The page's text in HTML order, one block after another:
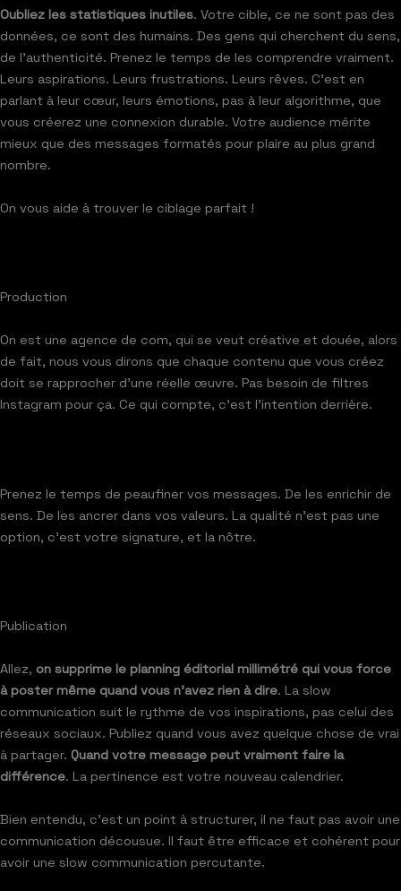
Oubliez les statistiques inutiles. Votre cible, ce ne sont pas des
données, ce sont des humains. Des gens qui cherchent du sens,
de l’authenticité. Prenez le temps de les comprendre vraiment.
Leurs aspirations. Leurs frustrations. Leurs rêves. C’est en
parlant à leur cœur, leurs émotions, pas à leur algorithme, que
vous créerez une connexion durable. Votre audience mérite
mieux que des messages formatés pour plaire au plus grand
nombre.
On vous aide à trouver le ciblage parfait !
Production
On est une agence de com, qui se veut créative et douée, alors
de fait, nous vous dirons que chaque contenu que vous créez
doit se rapprocher d’une réelle œuvre. Pas besoin de filtres
Instagram pour ça. Ce qui compte, c’est l’intention derrière.
Prenez le temps de peaufiner vos messages. De les enrichir de
sens. De les ancrer dans vos valeurs. La qualité n’est pas une
option, c’est votre signature, et la nôtre.
Publication
Allez, on supprime le planning éditorial millimétré qui vous force
à poster même quand vous n’avez rien à dire. La slow
communication suit le rythme de vos inspirations, pas celui des
réseaux sociaux. Publiez quand vous avez quelque chose de vrai
à partager. Quand votre message peut vraiment faire la
différence. La pertinence est votre nouveau calendrier.
Bien entendu, c’est un point à structurer, il ne faut pas avoir une
communication décousue. Il faut être efficace et cohérent pour
avoir une slow communication percutante.